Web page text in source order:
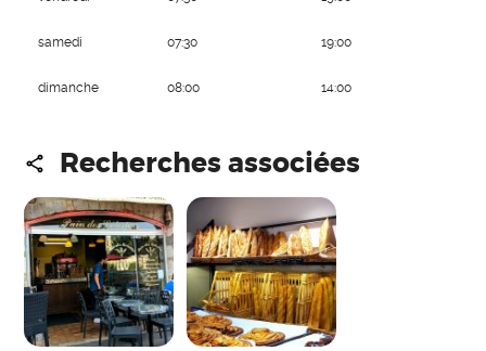
samedi 07:30 19:00
dimanche 08:00 14:00
Recherches associées